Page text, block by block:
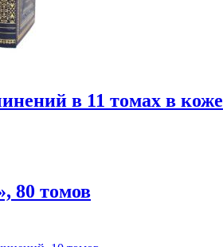
в 11 томах в коже
80 томов